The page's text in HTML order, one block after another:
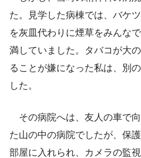
た。見学した病棟では、バケ
を灰皿代わりに煙草をみんな
満していました。タバコが大
ることが嫌になった私は、別
した。
その病院へは、友人の車で
た山の中の病院でしたが、保
部屋に入れられ、カメラの監